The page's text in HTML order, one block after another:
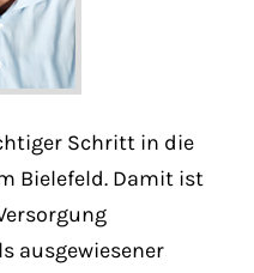
Schritt in die
Bielefeld. Damit ist
ausgewiesener